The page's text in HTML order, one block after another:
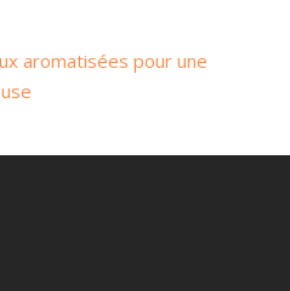
aromatisées pour une